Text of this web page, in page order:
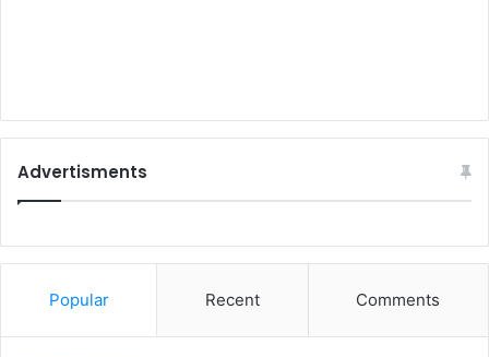
Advertisments
Popular Recent Comments